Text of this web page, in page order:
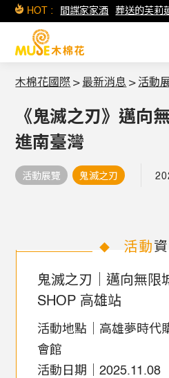
HOT : 間諜家家酒 葬送的芙莉
木棉花國際 > 最新消息 > 活動
《鬼滅之刃》邁向
進南臺灣
活動展覽 鬼滅之刃
◆ 活動
鬼滅之刃｜邁向無限
SHOP 高雄站
活動地點｜高雄夢時代
會館
活動日期｜2025.11.08